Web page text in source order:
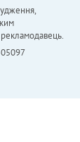
рекламодавець.
05097